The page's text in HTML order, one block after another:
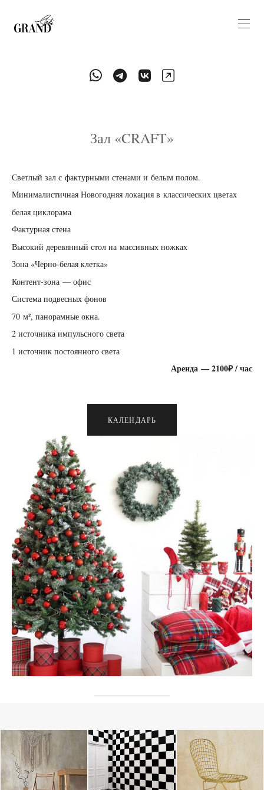
Зал «CRAFT»
Светлый зал с фактурными стенами и белым полом.
Минималистичная Новогодняя локация в классических цветах
белая циклорама
Фактурная стена
Высокий деревянный стол на массивных ножках
Зона «Черно-белая клетка»
Контент-зона — офис
Система подвесных фонов
70 м², панорамные окна.
2 источника импульсного света
1 источник постоянного света
Аренда — 2100₽ / час
КАЛЕНДАРЬ